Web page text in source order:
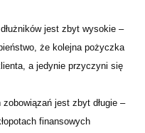
jest zbyt wysokie –
że kolejna pożyczka
a jedynie przyczyni się
jest zbyt długie –
finansowych